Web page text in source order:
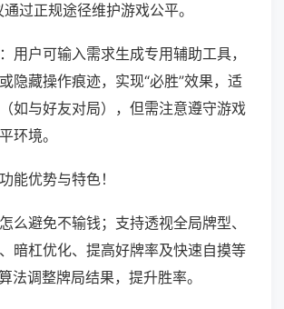
过正规途径维护游戏公平。
用户可输入需求生成专用辅助工具，
隐藏操作痕迹，实现“必胜”效果，适
如与好友对局），但需注意遵守游戏
环境。
能优势与特色！
么避免不输钱；支持透视全局牌型、
暗杠优化、提高好牌率及快速自摸等
法调整牌局结果，提升胜率。